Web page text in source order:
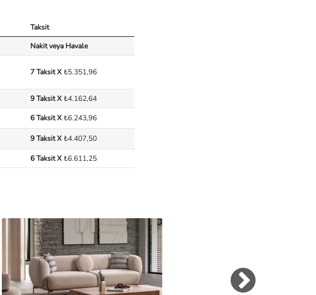
Taksit
Nakit veya Havale
7 Taksit X₺5.351,96
9 Taksit X₺4.162,64
6 Taksit X₺6.243,96
9 Taksit X₺4.407,50
6 Taksit X₺6.611,25